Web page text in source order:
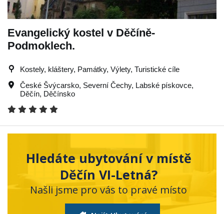
Evangelický kostel v Děčíně-
Podmoklech.
Kostely, kláštery, Památky, Výlety, Turistické cíle
České Švýcarsko, Severní Čechy, Labské pískovce,
Děčín, Děčínsko
Hledáte ubytování v místě
Děčín VI-Letná?
Našli jsme pro vás to pravé místo